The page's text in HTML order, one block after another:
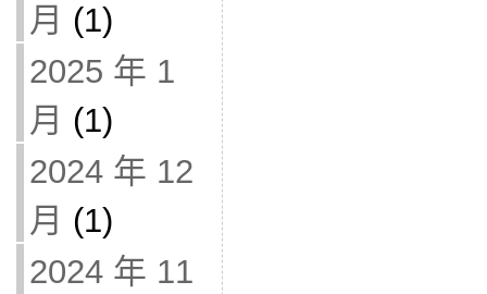
月 (1)
2025 年 1
月 (1)
2024 年 12
月 (1)
2024 年 11